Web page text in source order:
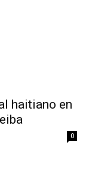
haitiano en
0